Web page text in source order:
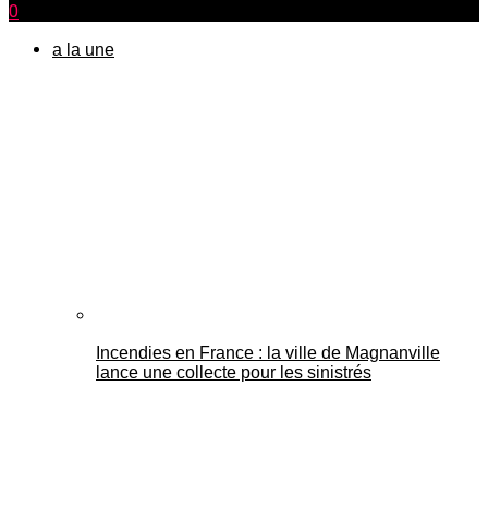
0
a la une
Incendies en France : la ville de Magnanville
lance une collecte pour les sinistrés